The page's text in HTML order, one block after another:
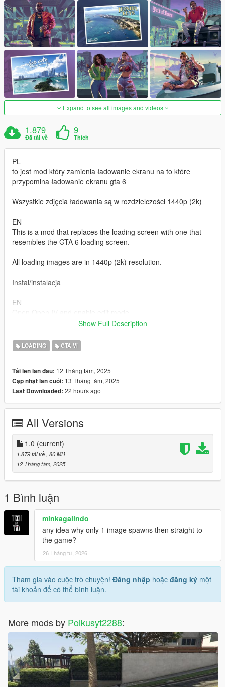
Expand to see all images and videos
1.879
Đã tải về
9
Thích
PL
to jest mod który zamienia ładowanie ekranu na to które
przypomina ładowanie ekranu gta 6
Wszystkie zdjęcia ładowania są w rozdzielczości 1440p (2k)
EN
This is a mod that replaces the loading screen with one that
resembles the GTA 6 loading screen.
All loading images are in 1440p (2k) resolution.
Instal/instalacja
EN
mods\update\update.rpf\x64\data\cdimages\scaleform_fonted.r
pf
And drop everything from the Images folder.
Now go to mods\X64\audio\sfx\PROLOGUE.rpf
there.
That's it.
PL
Otwórz Open IV i włącz edit mode
Otworz
mods\update\update.rpf\x64\data\cdimages\scaleform_fonted.r
pf
I upuść wszystko z folderu Images
Teraz idź do mods\X64\audio\sfx\PROLOGUE.rpf
to tyle.
Show Full Description
LOADING GTA VI
Tải lên lần đầu: 12 Tháng tám, 2025
Cập nhật lần cuối: 13 Tháng tám, 2025
Last Downloaded: 22 hours ago
All Versions
1.0 (current)
1.879 tải về , 80 MB
12 Tháng tám, 2025
1 Bình luận
minkagalindo
any idea why only 1 image spawns then straight to
the game?
26 Tháng tư, 2026
Tham gia vào cuộc trò chuyện! Đăng nhập hoặc đăng ký một
tài khoản để có thể bình luận.
More mods by Polkusyt2288: